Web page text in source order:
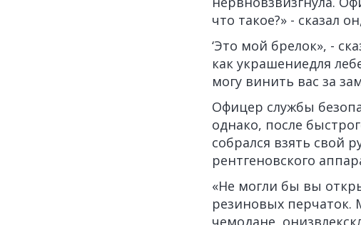
что такое?» - сказал
‘Это мой брелок», -
как украшениедля
могу винить вас за
Офицер службы
однако, после
собрался взять свой
рентгеновского
«Не могли бы вы
резиновых
чемодане,